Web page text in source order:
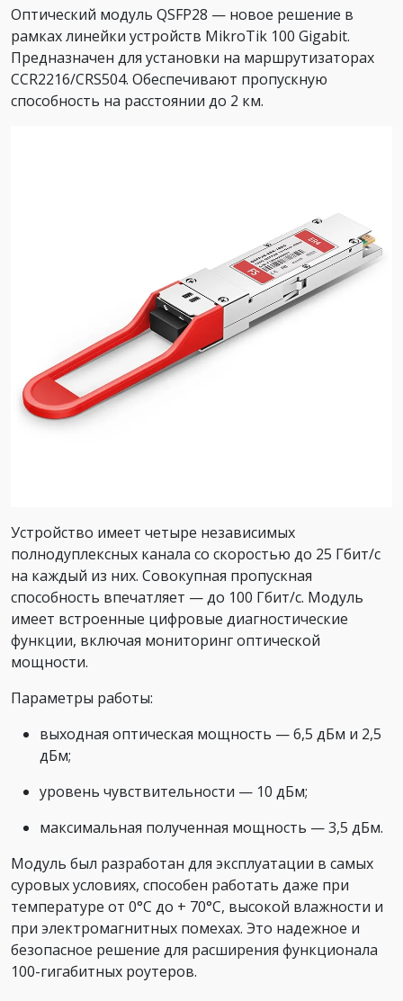
Оптический модуль QSFP28 — новое решение в
рамках линейки устройств MikroTik 100 Gigabit.
Предназначен для установки на маршрутизаторах
CCR2216/CRS504. Обеспечивают пропускную
способность на расстоянии до 2 км.
Устройство имеет четыре независимых
полнодуплексных канала со скоростью до 25 Гбит/с
на каждый из них. Совокупная пропускная
способность впечатляет — до 100 Гбит/с. Модуль
имеет встроенные цифровые диагностические
функции, включая мониторинг оптической
мощности.
Параметры работы:
выходная оптическая мощность — 6,5 дБм и 2,5
дБм;
уровень чувствительности — 10 дБм;
максимальная полученная мощность — 3,5 дБм.
Модуль был разработан для эксплуатации в самых
суровых условиях, способен работать даже при
температуре от 0°С до + 70°C, высокой влажности и
при электромагнитных помехах. Это надежное и
безопасное решение для расширения функционала
100-гигабитных роутеров.